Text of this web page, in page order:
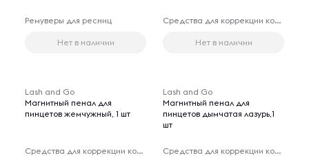
Ремуверы для ресниц
Нет в наличии
Средства для коррекции контуров лица
Нет в наличии
Lash and Go
Магнитный пенал для
пинцетов жемчужный, 1 шт
Средства для коррекции контуров лица
Lash and Go
Магнитный пенал для
пинцетов дымчатая лазурь,1
шт
Средства для коррекции контуров лица